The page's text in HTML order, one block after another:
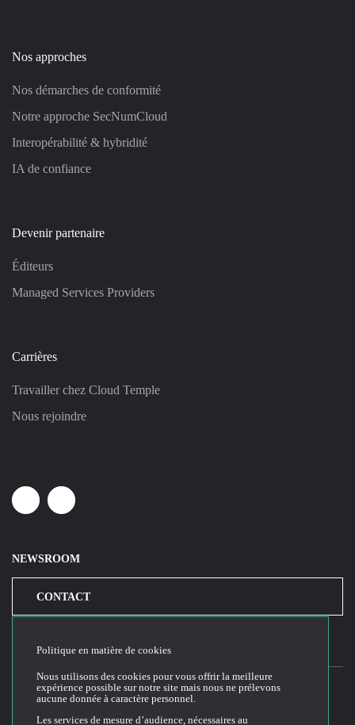
Nos approches
Nos démarches de conformité
Notre approche SecNumCloud
Interopérabilité & hybridité
IA de confiance
Devenir partenaire
Éditeurs
Managed Services Providers
Carrières
Travailler chez Cloud Temple
Nous rejoindre
LinkedinYoutube
NEWSROOM
CONTACT
Politique en matière de cookies
Nous utilisons des cookies pour vous offrir la meilleure
expérience possible sur notre site mais nous ne prélevons
aucune donnée à caractère personnel.
Les services de mesure d’audience, nécessaires au